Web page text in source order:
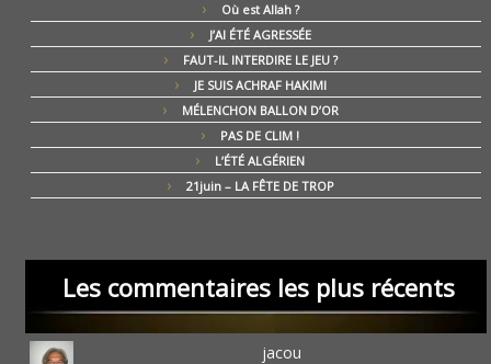
Où est Allah ?
J’AI ÉTÉ AGRESSÉE
FAUT-IL INTERDIRE LE JEU ?
JE SUIS ACHRAF HAKIMI
MÉLENCHON BALLON D’OR
PAS DE CLIM !
L’ÉTÉ ALGÉRIEN
21juin – LA FÊTE DE TROP
Les commentaires les plus récents
jacou